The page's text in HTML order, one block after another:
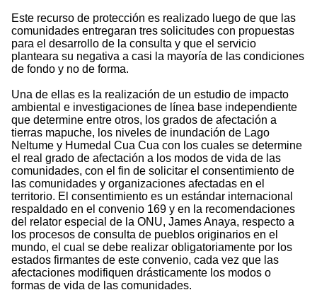
Este recurso de protección es realizado luego de que las
comunidades entregaran tres solicitudes con propuestas
para el desarrollo de la consulta y que el servicio
planteara su negativa a casi la mayoría de las condiciones
de fondo y no de forma.
Una de ellas es la realización de un estudio de impacto
ambiental e investigaciones de línea base independiente
que determine entre otros, los grados de afectación a
tierras mapuche, los niveles de inundación de Lago
Neltume y Humedal Cua Cua con los cuales se determine
el real grado de afectación a los modos de vida de las
comunidades, con el fin de solicitar el consentimiento de
las comunidades y organizaciones afectadas en el
territorio. El consentimiento es un estándar internacional
respaldado en el convenio 169 y en la recomendaciones
del relator especial de la ONU, James Anaya, respecto a
los procesos de consulta de pueblos originarios en el
mundo, el cual se debe realizar obligatoriamente por los
estados firmantes de este convenio, cada vez que las
afectaciones modifiquen drásticamente los modos o
formas de vida de las comunidades.